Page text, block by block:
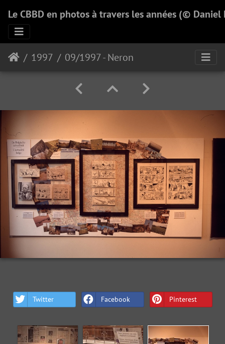
Le CBBD en photos à travers les années (©
1997 09/1997 - Neron
Twitter Facebook Pinterest